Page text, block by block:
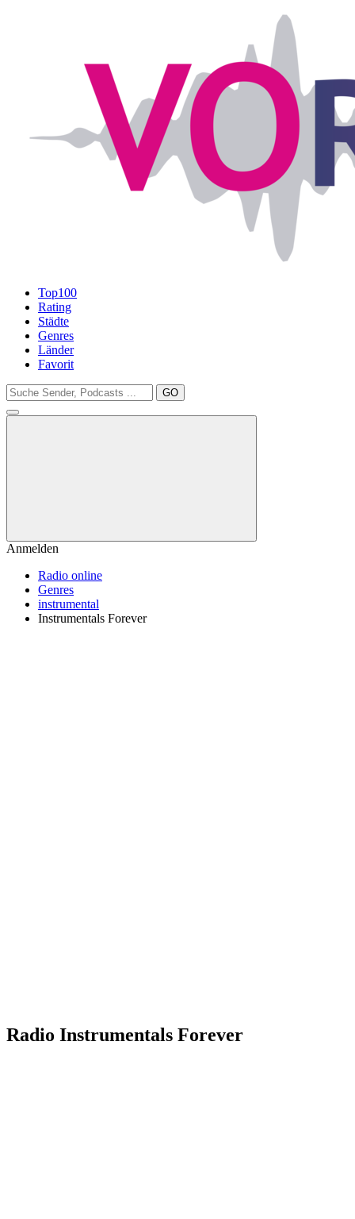
Top100
Rating
Städte
Genres
Länder
Favorit
GO
Anmelden
Radio online
Genres
instrumental
Instrumentals Forever
Radio Instrumentals Forever